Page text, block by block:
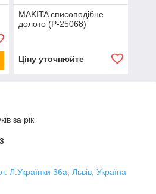
MAKITA списоподібне
долото (P-25068)
Ціну уточнюйте
за рік
Л.Українки 36а, Львів, Україна